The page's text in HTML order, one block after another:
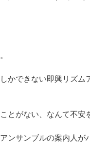
。
しかでき ない即興リ ズム
こ と がない なんて不安
アンサンブルの案内 人 が